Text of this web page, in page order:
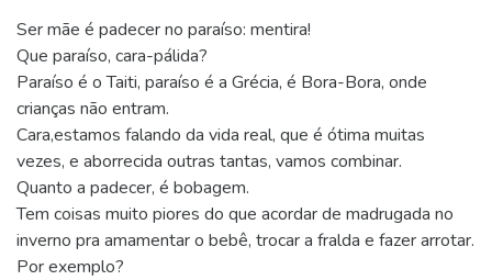
Ser mãe é padecer no paraíso: mentira!
Que paraíso, cara-pálida?
Paraíso é o Taiti, paraíso é a Grécia, é Bora-Bora, onde
crianças não entram.
Cara,estamos falando da vida real, que é ótima muitas
vezes, e aborrecida outras tantas, vamos combinar.
Quanto a padecer, é bobagem.
Tem coisas muito piores do que acordar de madrugada no
inverno pra amamentar o bebê, trocar a fralda e fazer arrotar.
Por exemplo?